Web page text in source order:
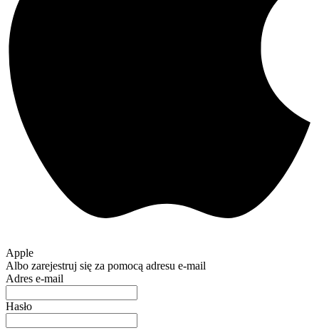
Apple
Albo zarejestruj się za pomocą adresu e-mail
Adres e-mail
Hasło